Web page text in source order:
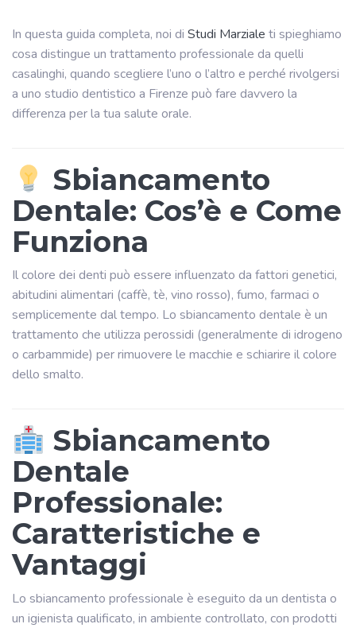
In questa guida completa, noi di Studi Marziale ti spieghiamo
cosa distingue un trattamento professionale da quelli
casalinghi, quando scegliere l’uno o l’altro e perché rivolgersi
a uno studio dentistico a Firenze può fare davvero la
differenza per la tua salute orale.
Sbiancamento
Dentale: Cos’è e Come
Funziona
Il colore dei denti può essere influenzato da fattori genetici,
abitudini alimentari (caffè, tè, vino rosso), fumo, farmaci o
semplicemente dal tempo. Lo sbiancamento dentale è un
trattamento che utilizza perossidi (generalmente di idrogeno
o carbammide) per rimuovere le macchie e schiarire il colore
dello smalto.
Sbiancamento
Dentale
Professionale:
Caratteristiche e
Vantaggi
Lo sbiancamento professionale è eseguito da un dentista o
un igienista qualificato, in ambiente controllato, con prodotti